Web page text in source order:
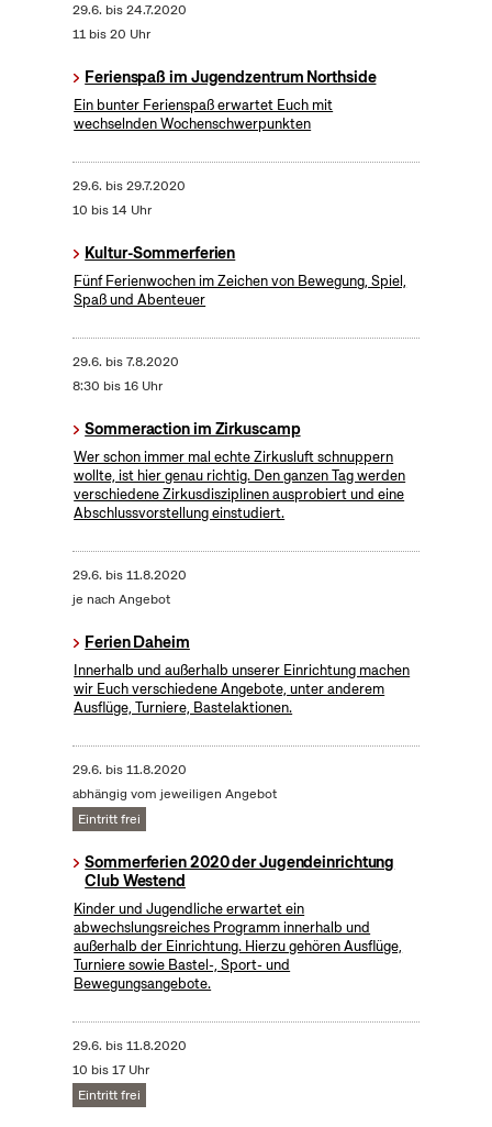
29.6. bis24.7.2020
11 bis 20 Uhr
Ferienspaß im Jugendzentrum Northside
Ein bunter Ferienspaß erwartet Euch mit
wechselnden Wochenschwerpunkten
29.6. bis29.7.2020
10 bis 14 Uhr
Kultur-Sommerferien
Fünf Ferienwochen im Zeichen von Bewegung, Spiel,
Spaß und Abenteuer
29.6. bis7.8.2020
8:30 bis 16 Uhr
Sommeraction im Zirkuscamp
Wer schon immer mal echte Zirkusluft schnuppern
wollte, ist hier genau richtig. Den ganzen Tag werden
verschiedene Zirkusdisziplinen ausprobiert und eine
Abschlussvorstellung einstudiert.
29.6. bis11.8.2020
je nach Angebot
Ferien Daheim
Innerhalb und außerhalb unserer Einrichtung machen
wir Euch verschiedene Angebote, unter anderem
Ausflüge, Turniere, Bastelaktionen.
29.6. bis11.8.2020
abhängig vom jeweiligen Angebot
Eintritt frei
Sommerferien 2020 der Jugendeinrichtung
Club Westend
Kinder und Jugendliche erwartet ein
abwechslungsreiches Programm innerhalb und
außerhalb der Einrichtung. Hierzu gehören Ausflüge,
Turniere sowie Bastel-, Sport- und
Bewegungsangebote.
29.6. bis11.8.2020
10 bis 17 Uhr
Eintritt frei